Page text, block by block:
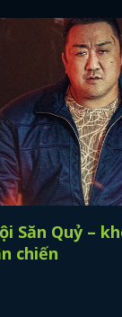
Săn Quỷ –
chiến